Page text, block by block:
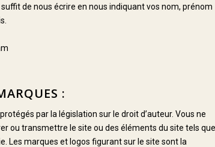
de nous écrire en nous indiquant vos nom, prénom
:
par la législation sur le droit d’auteur. Vous ne
ou transmettre le site ou des éléments du site tels que
Les marques et logos figurant sur le site sont la